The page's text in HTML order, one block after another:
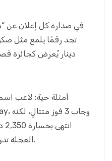
في صدارة كل إعلان عن
دينار يُعرض كجائزة
العجلة تدور أسرع من استرجاع الأموال.